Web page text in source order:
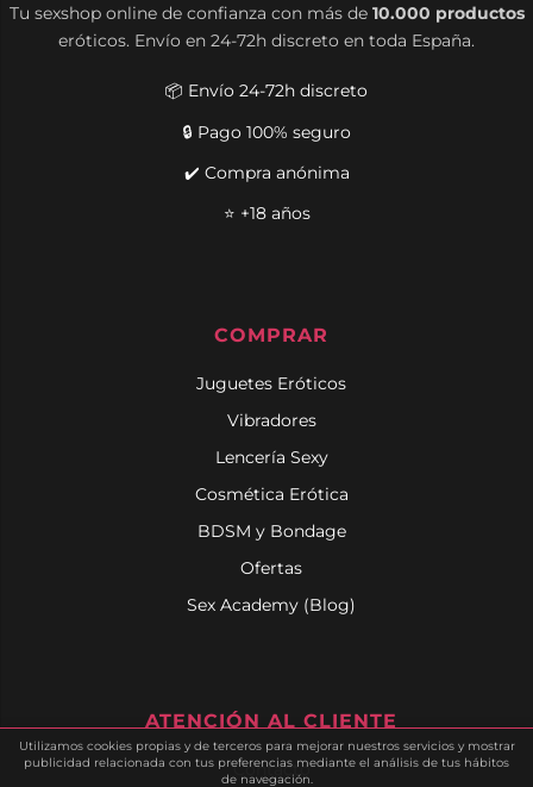
Utilizamos cookies propias y de terceros para mejorar nuestros servicios y mostrar
publicidad relacionada con tus preferencias mediante el análisis de tus hábitos
de navegación.
Tu sexshop online de confianza con más de 10.000 productos
eróticos. Envío en 24-72h discreto en toda España.
📦 Envío 24-72h discreto
🔒 Pago 100% seguro
✔️ Compra anónima
⭐ +18 años
COMPRAR
Juguetes Eróticos
Vibradores
Lencería Sexy
Cosmética Erótica
BDSM y Bondage
Ofertas
Sex Academy (Blog)
ATENCIÓN AL CLIENTE
Contacto